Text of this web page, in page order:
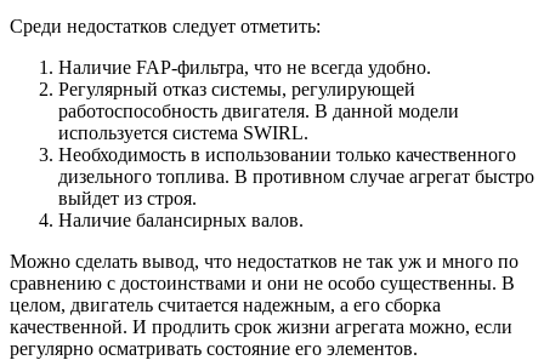
Среди недостатков следует отметить:
Наличие FAP-фильтра, что не всегда удобно.
Регулярный отказ системы, регулирующей
работоспособность двигателя. В данной модели
используется система SWIRL.
Необходимость в использовании только качественного
дизельного топлива. В противном случае агрегат быстро
выйдет из строя.
Наличие балансирных валов.
Можно сделать вывод, что недостатков не так уж и много по
сравнению с достоинствами и они не особо существенны. В
целом, двигатель считается надежным, а его сборка
качественной. И продлить срок жизни агрегата можно, если
регулярно осматривать состояние его элементов.